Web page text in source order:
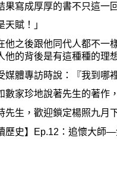
果寫成厚厚的書不只這一
天賦！」
他之後跟他同代人都不一
的背後是有這種種的理
體專訪時說：『我到哪
數家珍地說著先生的著作
先生，歡迎鎖定楊照九月
史】
Ep.12 ：追懷大師—